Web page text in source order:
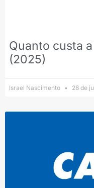
Quanto custa
(2025)
Israel Nascimento 28 de